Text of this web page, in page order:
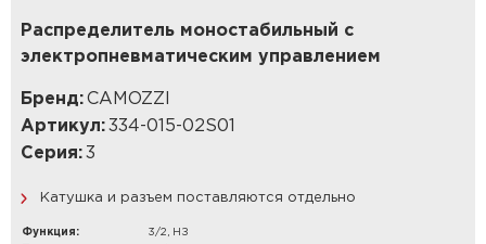
Распределитель моностабильный с
электропневматическим управлением
Бренд: CAMOZZI
Артикул: 334-015-02S01
Серия: 3
Катушка и разъем поставляются отдельно
Функция:
3/2, НЗ